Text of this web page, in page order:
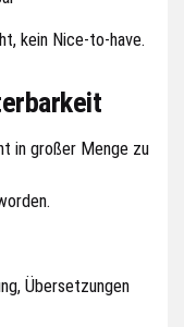
kein Nice-to-have.
in großer Menge zu
Übersetzungen